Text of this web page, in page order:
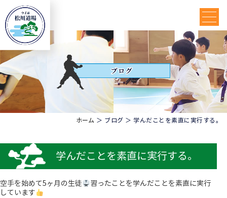
ホーム ＞ ブログ ＞ 学んだことを素直に実行する。
学んだことを素直に実行する。
空手を始めて5ヶ月の生徒
習ったことを学んだことを素直に実行
しています